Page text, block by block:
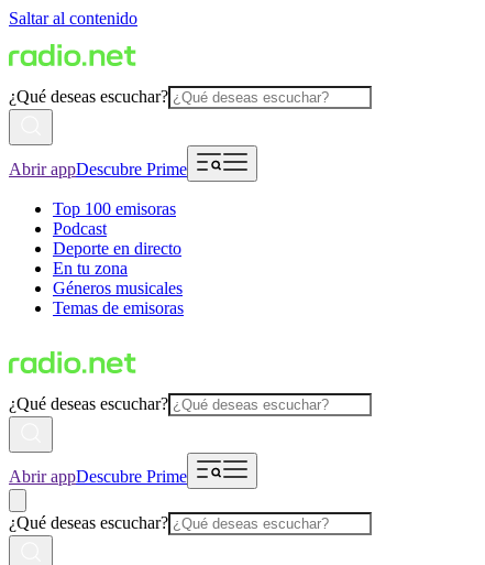
Saltar al contenido
¿Qué deseas escuchar?
Abrir appDescubre Prime
Top 100 emisoras
Podcast
Deporte en directo
En tu zona
Géneros musicales
Temas de emisoras
¿Qué deseas escuchar?
Abrir appDescubre Prime
¿Qué deseas escuchar?